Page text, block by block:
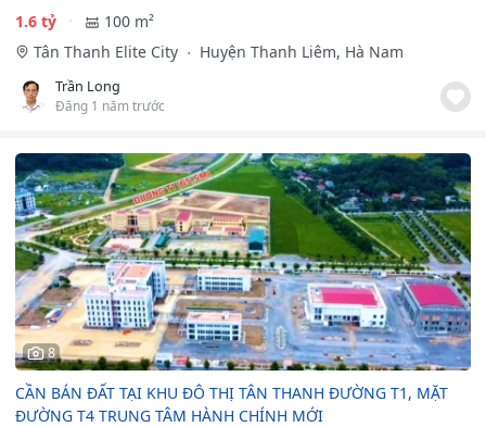
1.6 tỷ
100 m²
Tân Thanh Elite City
Huyện Thanh Liêm, Hà Nam
Trần Long
Đăng 1 năm trước
8
CẦN BÁN ĐẤT TẠI KHU ĐÔ THỊ TÂN THANH ĐƯỜNG T1, MẶT
ĐƯỜNG T4 TRUNG TÂM HÀNH CHÍNH MỚI